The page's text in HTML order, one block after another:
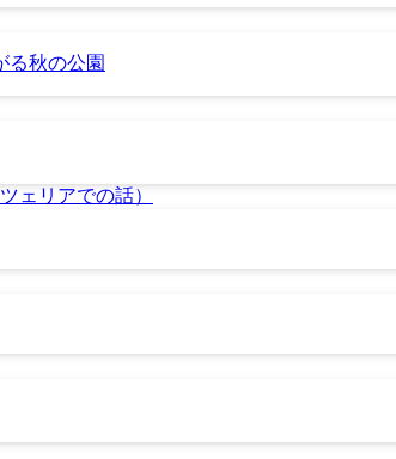
ェリアでの話）